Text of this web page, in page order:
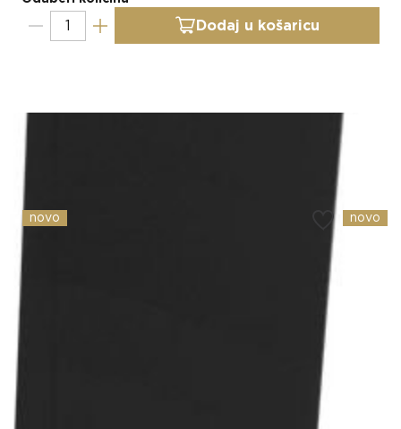
Dodaj u košaricu
Slični proizvodi
novo novo